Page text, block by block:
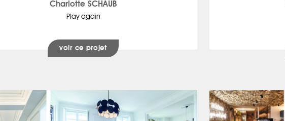
Charlotte SCHAUB
Play again
voir ce projet